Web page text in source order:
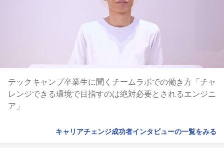
テックキャンプ卒業生に聞くチームラボでの働き方「チャ
レンジできる環境で目指すのは絶対必要とされるエンジニ
ア」
キャリアチェンジ成功者インタビューの一覧をみる